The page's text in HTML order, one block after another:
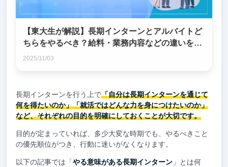
【東大生が解説】長期インターンとアルバイトど
ちらをやるべき？給料・業務内容などの違いを比
較！
2025/11/03
長期インターンを行う上で「自分は長期インターンを通じて
何を得たいのか」「就活ではどんな力を身につけたいのか」
など、それぞれの目的を明確にしておくことが大切です。
目的が定まっていれば、多少大変な時期でも、やるべきこと
の優先順位がつき、行動に迷いがなくなります。
以下の記事では「やる意味がある長期インターン」とは何